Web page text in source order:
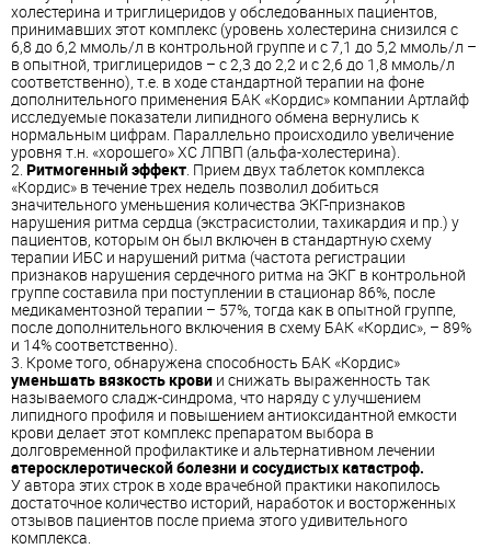
холестерина и триглицеридов у обследованных пациентов,
принимавших этот комплекс (уровень холестерина снизился с
6,8 до 6,2 ммоль/л в контрольной группе и с 7,1 до 5,2 ммоль/л –
в опытной, триглицеридов – с 2,3 до 2,2 и с 2,6 до 1,8 ммоль/л
соответственно), т.е. в ходе стандартной терапии на фоне
дополнительного применения БАК «Кордис» компании Артлайф
исследуемые показатели липидного обмена вернулись к
нормальным цифрам. Параллельно происходило увеличение
уровня т.н. «хорошего» ХС ЛПВП (альфа-холестерина).
2. Ритмогенный эффект . Прием двух таблеток комплекса
«Кордис» в течение трех недель позволил добиться
значительного уменьшения количества ЭКГ-признаков
нарушения ритма сердца (экстрасистолии, тахикардия и пр.) у
пациентов, которым он был включен в стандартную схему
терапии ИБС и нарушений ритма (частота регистрации
признаков нарушения сердечного ритма на ЭКГ в контрольной
группе составила при поступлении в стационар 86%, после
медикаментозной терапии – 57%, тогда как в опытной группе,
после дополнительного включения в схему БАК «Кордис», – 89%
и 14% соответственно).
3. Кроме того, обнаружена способность БАК «Кордис»
уменьшать вязкость крови и снижать выраженность так
называемого сладж-синдрома, что наряду с улучшением
липидного профиля и повышением антиоксидантной емкости
крови делает этот комплекс препаратом выбора в
долговременной профилактике и альтернативном лечении
атеросклеротической болезни и сосудистых катастроф.
У автора этих строк в ходе врачебной практики накопилось
достаточное количество историй, наработок и восторженных
отзывов пациентов после приема этого удивительного
комплекса.